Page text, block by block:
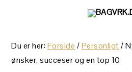
primær
navigation
primær
sidebar
Du er her:Forside /Personligt /
ønsker, succeser og en top 10